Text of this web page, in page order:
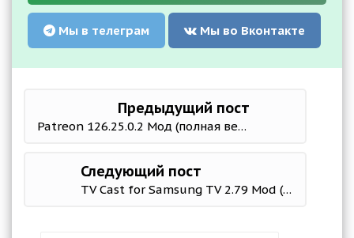
Мы в телеграм Мы во Вконтакте
Предыдущий пост
Patreon 126.25.0.2 Мод (полная версия)
Следующий пост
TV Cast for Samsung TV 2.79 Mod (Premium)